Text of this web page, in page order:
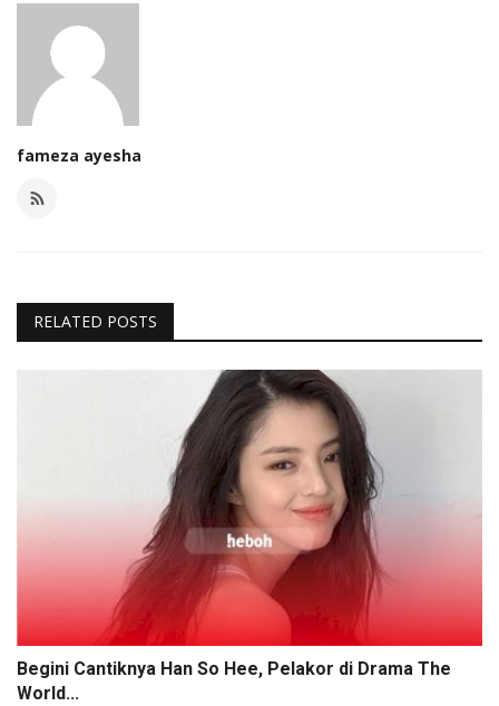
fameza ayesha
RELATED POSTS
Begini Cantiknya Han So Hee, Pelakor di Drama The
World...